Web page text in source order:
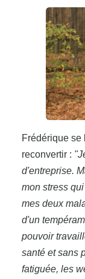
Frédérique se
reconvertir :
d'entreprise.
mon stress
mes deux
d'un
pouvoir
santé et sans
fatiguée, les